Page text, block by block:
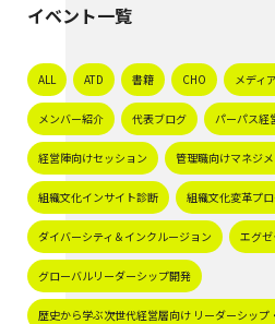
イベント一覧
ALL ATD 書籍 CHO メディ
メンバー紹介 代表ブログ パーパス経
経営陣向けセッション 管理職向けマネジ
組織文化インサイト診断 組織文化変革プ
ダイバーシティ＆インクルージョン エグ
グローバルリーダーシップ開発
歴史から学ぶ次世代経営層向け リーダーシップ